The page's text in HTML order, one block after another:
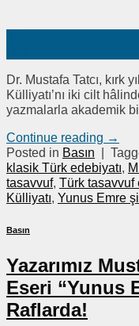
Dr. Mustafa Tatcı, kırk
Külliyatı’nı iki cilt
yazmalarla akademik
Continue reading →
Posted in Basın |
klasik Türk edebiyatı,
tasavvuf, Türk tasavvuf
Külliyatı, Yunus Emre
Basın
Yazarımız
Eseri “Yunus
Raflarda!